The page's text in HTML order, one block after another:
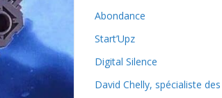
Abondance
Start’Upz
Digital Silence
David Chelly, spécialiste